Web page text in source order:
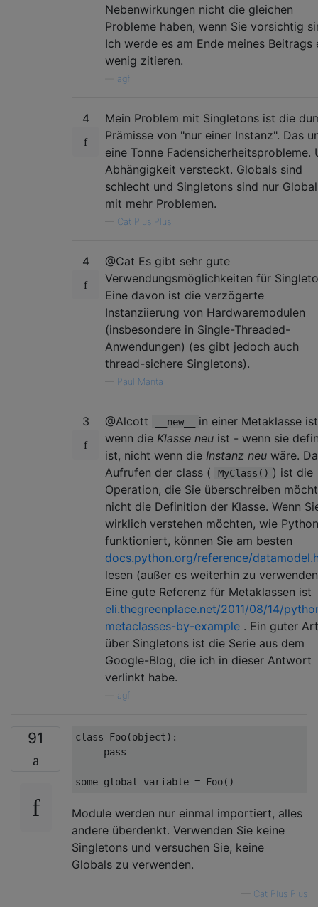
Nebenwirkungen nicht die gleichen
Probleme haben, wenn Sie vorsichtig
Ich werde es am Ende meines Beitrags
wenig zitieren.
agf
4
Mein Problem mit Singletons ist die
Prämisse von "nur einer Instanz". Das
eine Tonne Fadensicherheitsprobleme.
Abhängigkeit versteckt. Globals sind
schlecht und Singletons sind nur
mit mehr Problemen.
Cat Plus Plus
4
@Cat Es gibt sehr gute
Verwendungsmöglichkeiten für
Eine davon ist die verzögerte
Instanziierung von Hardwaremodulen
(insbesondere in Single-Threaded-
Anwendungen) (es gibt jedoch auch
thread-sichere Singletons).
Paul Manta
3 @Alcott __new__
in einer Metaklasse
wenn die Klasse neu ist - wenn sie
ist, nicht wenn die Instanz neu wäre.
Aufrufen der class (
MyClass() ) ist die
Operation, die Sie überschreiben
nicht die Definition der Klasse. Wenn
wirklich verstehen möchten, wie Python
funktioniert, können Sie am besten
docs.python.org/reference/
lesen (außer es weiterhin zu
Eine gute Referenz für Metaklassen ist
eli.thegreenplace.net/2011/08/14/
metaclasses-by-example . Ein guter
über Singletons ist die Serie aus dem
Google-Blog, die ich in dieser Antwort
verlinkt habe.
agf
91 class Foo(object):
pass
some_global_variable = Foo()
Module werden nur einmal importiert, alles
andere überdenkt. Verwenden Sie keine
Singletons und versuchen Sie, keine
Globals zu verwenden.
Cat Plus Plus